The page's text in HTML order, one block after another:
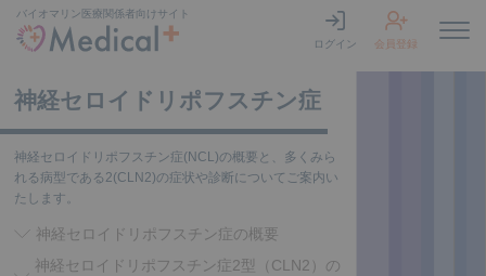
バイオマリン 医療関係者向けサイト
ログイン 会員登録
神経セロイドリポフスチン症
神経セロイドリポフスチン症(NCL)の概要と、多くみら
れる病型である2(CLN2)の症状や診断についてご案内い
たします。
神経セロイドリポフスチン症の概要
神経セロイドリポフスチン症2型（CLN2）の